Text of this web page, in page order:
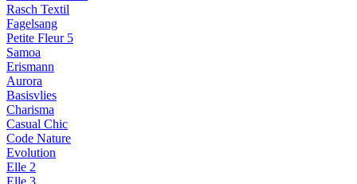
Rasch Textil
Fagelsang
Petite Fleur 5
Samoa
Erismann
Aurora
Basisvlies
Charisma
Casual Chic
Code Nature
Evolution
Elle 2
Elle 3